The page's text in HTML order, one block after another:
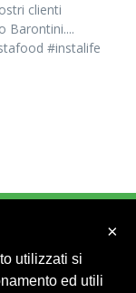
clienti
Barontini....
#instalife
Dati Personali
×
utilizzati si
ed utili